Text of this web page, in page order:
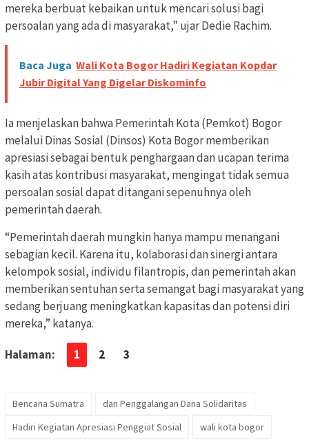
mereka berbuat kebaikan untuk mencari solusi bagi
persoalan yang ada di masyarakat,” ujar Dedie Rachim.
Baca Juga Wali Kota Bogor Hadiri Kegiatan Kopdar
Jubir Digital Yang Digelar Diskominfo
Ia menjelaskan bahwa Pemerintah Kota (Pemkot) Bogor
melalui Dinas Sosial (Dinsos) Kota Bogor memberikan
apresiasi sebagai bentuk penghargaan dan ucapan terima
kasih atas kontribusi masyarakat, mengingat tidak semua
persoalan sosial dapat ditangani sepenuhnya oleh
pemerintah daerah.
“Pemerintah daerah mungkin hanya mampu menangani
sebagian kecil. Karena itu, kolaborasi dan sinergi antara
kelompok sosial, individu filantropis, dan pemerintah akan
memberikan sentuhan serta semangat bagi masyarakat yang
sedang berjuang meningkatkan kapasitas dan potensi diri
mereka,” katanya.
Halaman: 1 2 3
Bencana Sumatra
dan Penggalangan Dana Solidaritas
Hadiri Kegiatan Apresiasi Penggiat Sosial
wali kota bogor